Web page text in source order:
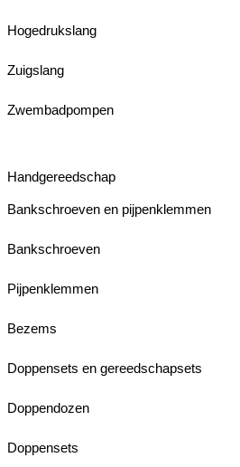
Hogedrukslang
Zuigslang
Zwembadpompen
Handgereedschap
Bankschroeven en pijpenklemmen
Bankschroeven
Pijpenklemmen
Bezems
Doppensets en gereedschapsets
Doppendozen
Doppensets